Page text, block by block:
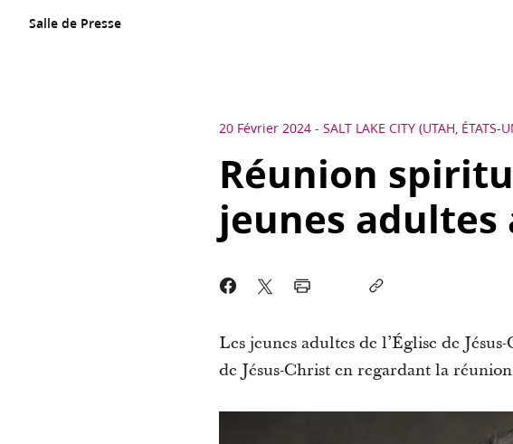
Salle de Presse
20 Février 2024 - SALT LAKE CITY (UTAH, ÉTATS-
Réunion
jeunes
Les jeunes adultes de l’Église de
de Jésus-Christ en regardant la